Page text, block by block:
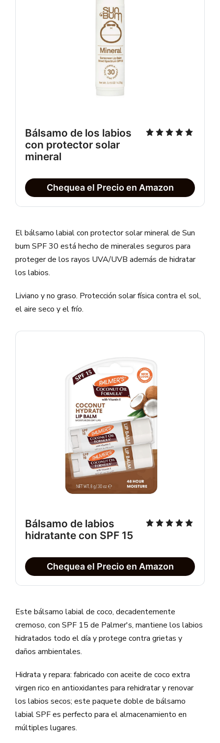
Bálsamo de los labios
con protector solar
mineral
Chequea el Precio en Amazon
El bálsamo labial con protector solar mineral de Sun
bum SPF 30 está hecho de minerales seguros para
proteger de los rayos UVA/UVB además de hidratar
los labios.
Liviano y no graso. Protección solar física contra el sol,
el aire seco y el frío.
Bálsamo de labios
hidratante con SPF 15
Chequea el Precio en Amazon
Este bálsamo labial de coco, decadentemente
cremoso, con SPF 15 de Palmer's, mantiene los labios
hidratados todo el día y protege contra grietas y
daños ambientales.
Hidrata y repara: fabricado con aceite de coco extra
virgen rico en antioxidantes para rehidratar y renovar
los labios secos; este paquete doble de bálsamo
labial SPF es perfecto para el almacenamiento en
múltiples lugares.